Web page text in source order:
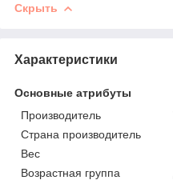
Скрыть
Характеристики
Основные атрибуты
Производитель
Страна производитель
Вес
Возрастная группа